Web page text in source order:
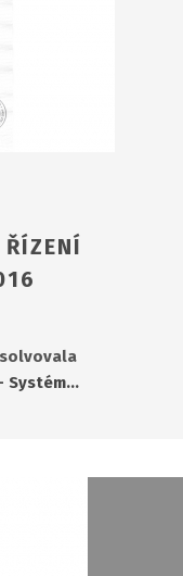
ŘÍZENÍ
- Systém…